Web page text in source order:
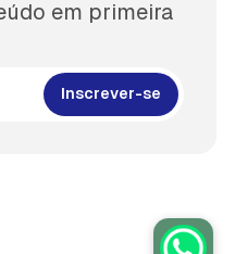
em primeira
Inscrever-se